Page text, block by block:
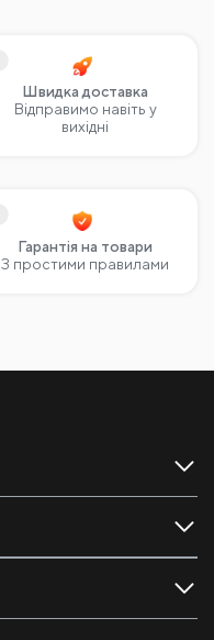
Швидка доставка
Відправимо навіть у
вихідні
Гарантія на товари
З простими правилами